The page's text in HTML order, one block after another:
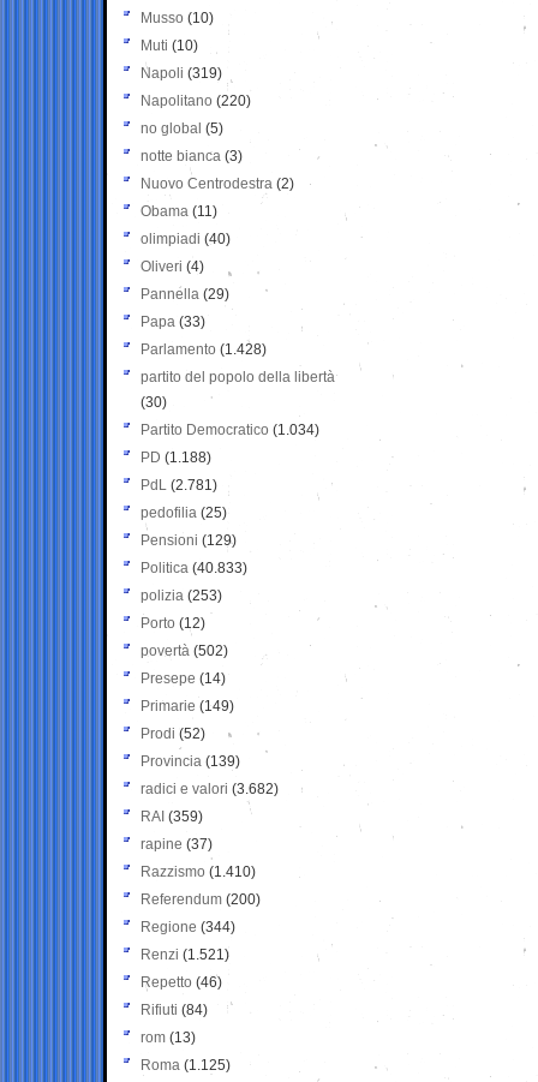
Musso (10)
Muti (10)
Napoli (319)
Napolitano (220)
no global (5)
notte bianca (3)
Nuovo Centrodestra (2)
Obama (11)
olimpiadi (40)
Oliveri (4)
Pannella (29)
Papa (33)
Parlamento (1.428)
partito del popolo della libertà
(30)
Partito Democratico (1.034)
PD (1.188)
PdL (2.781)
pedofilia (25)
Pensioni (129)
Politica (40.833)
polizia (253)
Porto (12)
povertà (502)
Presepe (14)
Primarie (149)
Prodi (52)
Provincia (139)
radici e valori (3.682)
RAI (359)
rapine (37)
Razzismo (1.410)
Referendum (200)
Regione (344)
Renzi (1.521)
Repetto (46)
Rifiuti (84)
rom (13)
Roma (1.125)